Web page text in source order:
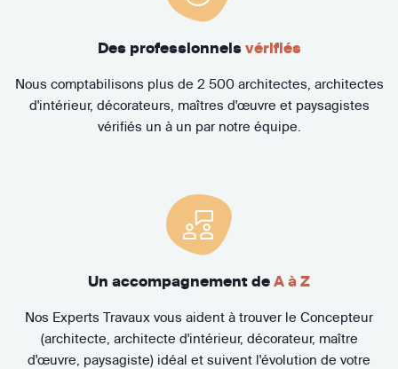
Des professionnels vérifiés
Nous comptabilisons plus de 2 500 architectes, architectes
d'intérieur, décorateurs, maîtres d'œuvre et paysagistes
vérifiés un à un par notre équipe.
Un accompagnement de A à Z
Nos Experts Travaux vous aident à trouver le Concepteur
(architecte, architecte d'intérieur, décorateur, maître
d'œuvre, paysagiste) idéal et suivent l'évolution de votre